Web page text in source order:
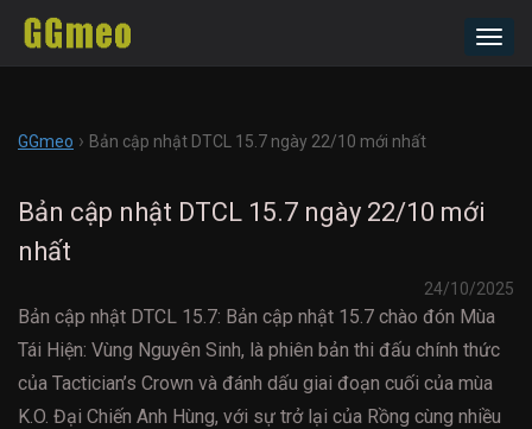
GGmeo › Bản cập nhật DTCL 15.7 ngày 22/10 mới nhất
Bản cập nhật DTCL 15.7 ngày 22/10 mới
nhất
24/10/2025
Bản cập nhật DTCL 15.7: Bản cập nhật 15.7 chào đón Mùa
Tái Hiện: Vùng Nguyên Sinh, là phiên bản thi đấu chính thức
của Tactician’s Crown và đánh dấu giai đoạn cuối của mùa
K.O. Đại Chiến Anh Hùng, với sự trở lại của Rồng cùng nhiều